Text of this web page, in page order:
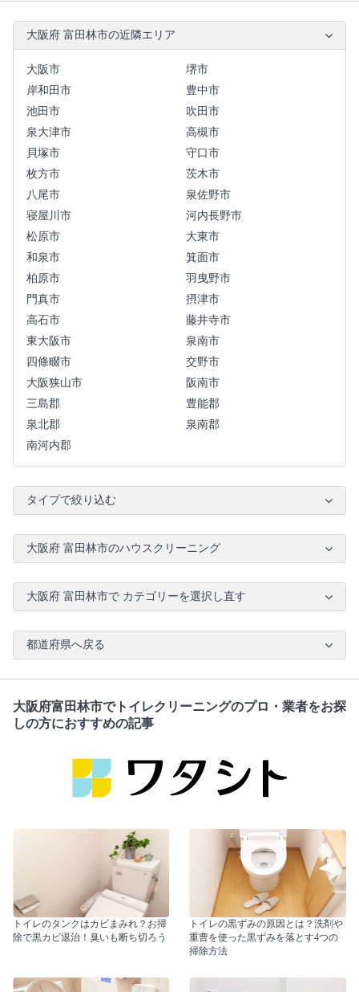
大阪府 富田林市の近隣エリア
大阪市
堺市
岸和田市
豊中市
池田市
吹田市
泉大津市
高槻市
貝塚市
守口市
枚方市
茨木市
八尾市
泉佐野市
寝屋川市
河内長野市
松原市
大東市
和泉市
箕面市
柏原市
羽曳野市
門真市
摂津市
高石市
藤井寺市
東大阪市
泉南市
四條畷市
交野市
大阪狭山市
阪南市
三島郡
豊能郡
泉北郡
泉南郡
南河内郡
タイプで絞り込む
大阪府 富田林市のハウスクリーニング
大阪府 富田林市で カテゴリーを選択し直す
都道府県へ戻る
大阪府富田林市でトイレクリーニングのプロ・業者をお探
しの方におすすめの記事
トイレのタンクはカビまみれ？お掃
除で黒カビ退治！臭いも断ち切ろう
トイレの黒ずみの原因とは？洗剤や
重曹を使った黒ずみを落とす4つの
掃除方法